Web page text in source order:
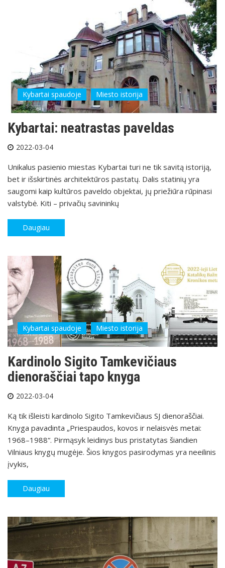
Kybartai spaudoje Miesto istorija
Kybartai: neatrastas paveldas
2022-03-04
Unikalus pasienio miestas Kybartai turi ne tik savitą istoriją,
bet ir išskirtinės architektūros pastatų. Dalis statinių yra
saugomi kaip kultūros paveldo objektai, jų priežiūra rūpinasi
valstybė. Kiti – privačių savininkų
Daugiau
Kybartai spaudoje Miesto istorija
Kardinolo Sigito Tamkevičiaus
dienoraščiai tapo knyga
2022-03-04
Ką tik išleisti kardinolo Sigito Tamkevičiaus SJ dienoraščiai.
Knyga pavadinta „Priespaudos, kovos ir nelaisvės metai:
1968–1988“. Pirmąsyk leidinys bus pristatytas šiandien
Vilniaus knygų mugėje. Šios knygos pasirodymas yra neeilinis
įvykis,
Daugiau